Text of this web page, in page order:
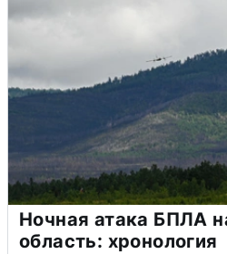
Ночная атака БПЛА
область: хронология